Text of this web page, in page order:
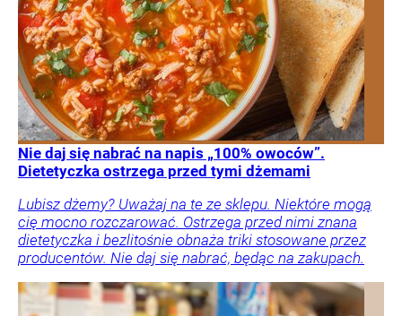
Nie daj się nabrać na napis „100% owoców”.
Dietetyczka ostrzega przed tymi dżemami
Lubisz dżemy? Uważaj na te ze sklepu. Niektóre mogą
cię mocno rozczarować. Ostrzega przed nimi znana
dietetyczka i bezlitośnie obnaża triki stosowane przez
producentów. Nie daj się nabrać, będąc na zakupach.